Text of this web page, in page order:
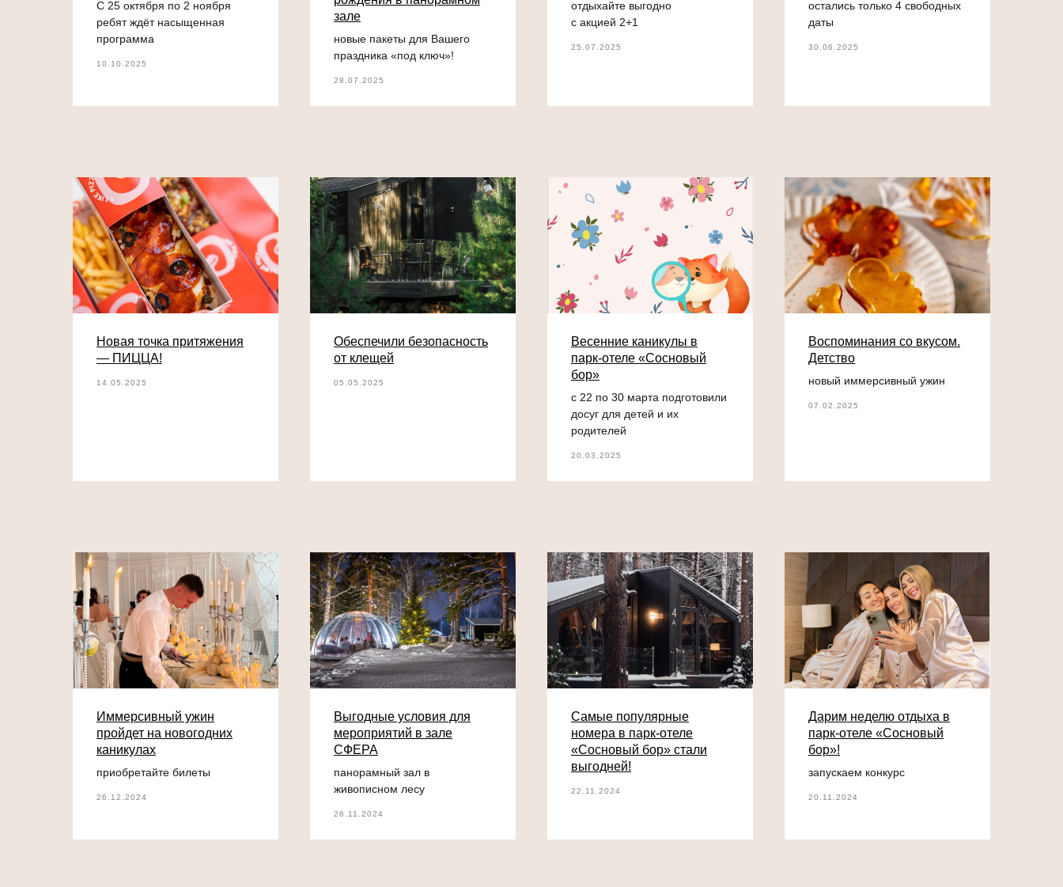
С 25 октября по 2 ноября
ребят ждёт насыщенная
программа
10.10.2025
зале
новые пакеты для Вашего
праздника «под ключ»!
28.07.2025
отдыхайте выгодно
с акцией 2+1
25.07.2025
остались только 4 свободных
даты
30.06.2025
Новая точка притяжения
— ПИЦЦА!
14.05.2025
Обеспечили безопасность
от клещей
05.05.2025
Весенние каникулы в
парк-отеле «Сосновый
бор»
с 22 по 30 марта подготовили
досуг для детей и их
родителей
20.03.2025
Воспоминания со вкусом.
Детство
новый иммерсивный ужин
07.02.2025
Иммерсивный ужин
пройдет на новогодних
каникулах
приобретайте билеты
26.12.2024
Выгодные условия для
мероприятий в зале
СФЕРА
панорамный зал в
живописном лесу
26.11.2024
Самые популярные
номера в парк-отеле
«Сосновый бор» стали
выгодней!
22.11.2024
Дарим неделю отдыха в
парк-отеле «Сосновый
бор»!
запускаем конкурс
20.11.2024